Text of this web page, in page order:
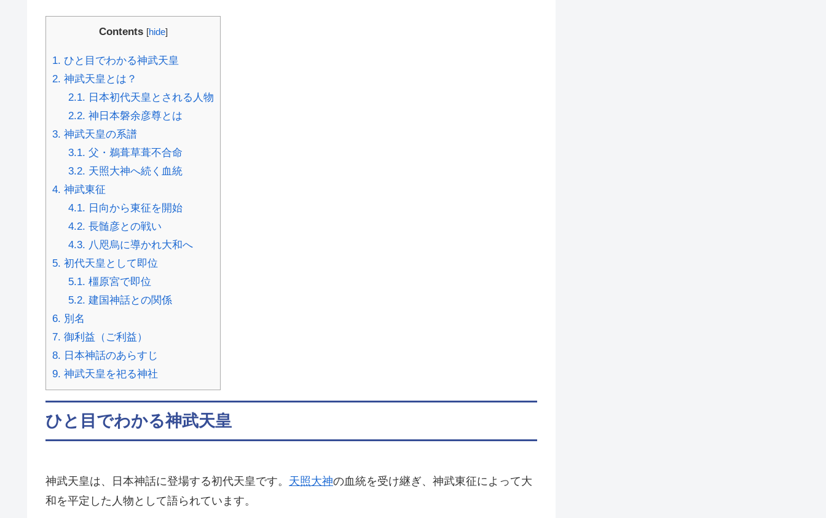
Contents [hide]
1. ひと目でわかる神武天皇
2. 神武天皇とは？
2.1. 日本初代天皇とされる人物
2.2. 神日本磐余彦尊とは
3. 神武天皇の系譜
3.1. 父・鵜葺草葺不合命
3.2. 天照大神へ続く血統
4. 神武東征
4.1. 日向から東征を開始
4.2. 長髄彦との戦い
4.3. 八咫烏に導かれ大和へ
5. 初代天皇として即位
5.1. 橿原宮で即位
5.2. 建国神話との関係
6. 別名
7. 御利益（ご利益）
8. 日本神話のあらすじ
9. 神武天皇を祀る神社
ひと目でわかる神武天皇
神武天皇は、日本神話に登場する初代天皇です。 天照大神の血統を受け継ぎ、神武東征によって大
和を平定した人物として語られています。